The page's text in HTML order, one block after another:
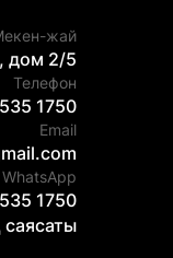
жай
дом 2/5
Телефон
1750
Email
WhatsApp
1750